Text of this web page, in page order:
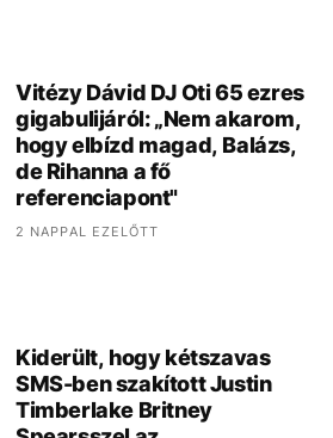
Vitézy Dávid DJ Oti 65 ezres
gigabulijáról: „Nem akarom,
hogy elbízd magad, Balázs,
de Rihanna a fő
referenciapont"
2 NAPPAL EZELŐTT
Kiderült, hogy kétszavas
SMS-ben szakított Justin
Timberlake Britney